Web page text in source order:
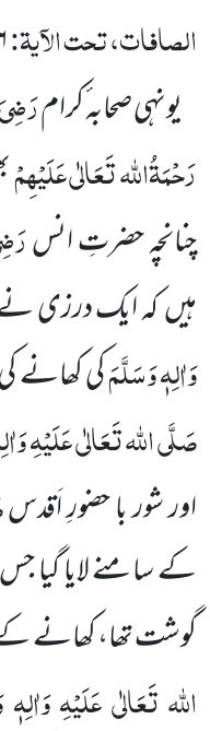
الصافات، تحت الآیۃ:
یونہی صحابہ ٔکرام
رَحْمَۃُاللہ تَعَالٰی عَلَیْہِمْ
چنانچہ حضرتِ انس
ہیںکہ ایک درزی
وَاٰلِہٖ وَسَلَّمَکی کھانے
صَلَّی اللہ تَعَالٰی عَلَیْہِ
اور شور با حضورِ اَقدس
کے سامنے لایا گیا
گوشت تھا، کھانے
اللہ تَعَالٰی عَلَیْہِ